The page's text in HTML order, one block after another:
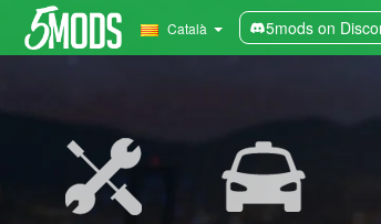
Català 5mods on